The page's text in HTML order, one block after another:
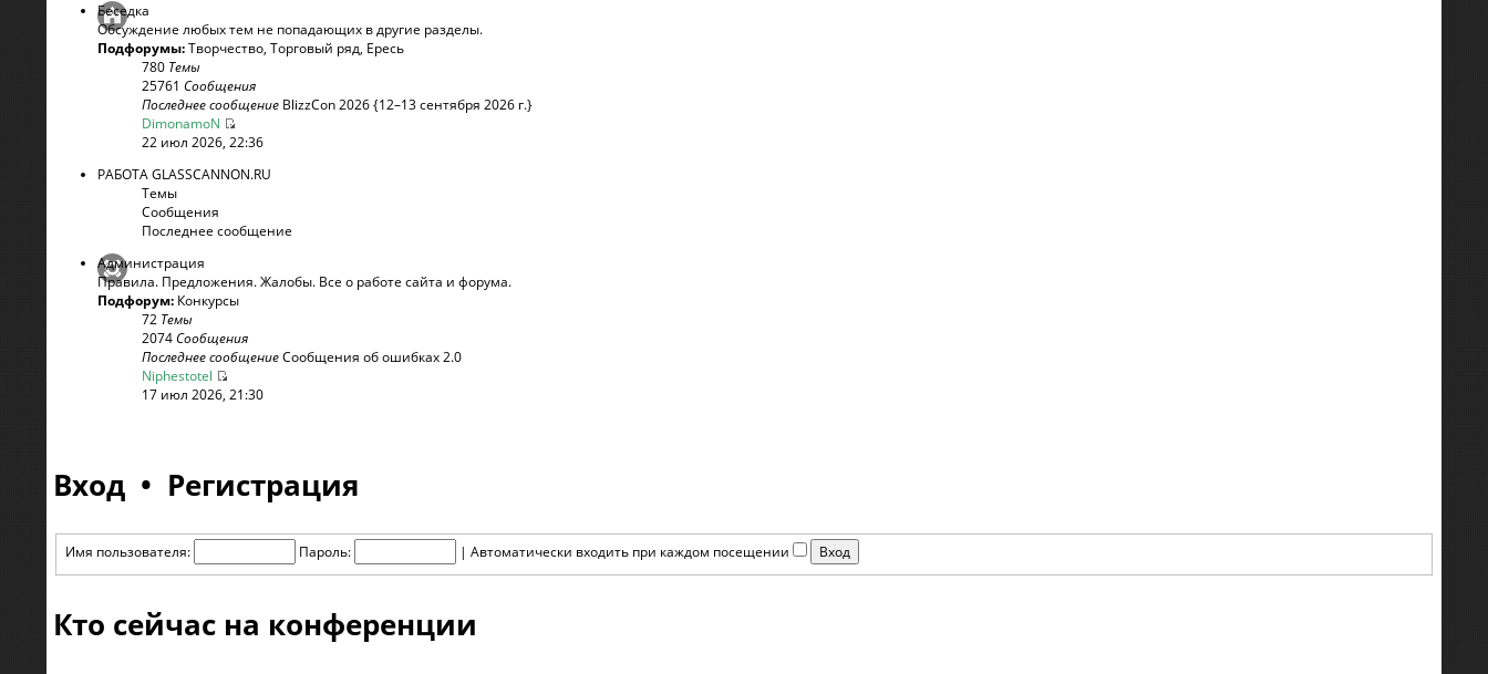
Беседка
Обсуждение любых тем не попадающих в другие разделы.
Подфорумы:Творчество, Торговый ряд, Ересь
780 Темы
25761 Сообщения
Последнее сообщение BlizzCon 2026 {12–13 сентября 2026 г.}
DimonamoN
22 июл 2026, 22:36
РАБОТА GLASSCANNON.RU
Темы
Сообщения
Последнее сообщение
Администрация
Правила. Предложения. Жалобы. Все о работе сайта и форума.
Подфорум: Конкурсы
72 Темы
2074Сообщения
Последнее сообщениеСообщения об ошибках 2.0
Niphestotel
17 июл 2026, 21:30
Вход • Регистрация
Имя пользователя: Пароль: | Автоматически входить при каждом посещении
Кто сейчас на конференции